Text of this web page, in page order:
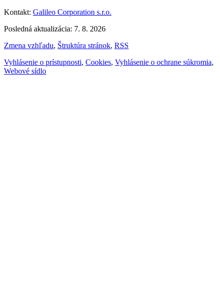
Kontakt: Galileo Corporation s.r.o.
Posledná aktualizácia: 7. 8. 2026
Zmena vzhľadu, Štruktúra stránok, RSS
Vyhlásenie o prístupnosti, Cookies, Vyhlásenie o ochrane súkromia,
Webové sídlo